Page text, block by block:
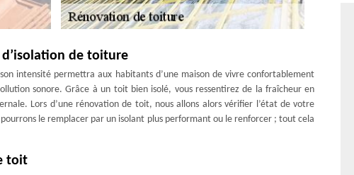
de toiture
intensité permettra aux habitants d’une maison de vivre confortablement
sonore. Grâce à un toit bien isolé, vous ressentirez de la fraîcheur en
Lors d’une rénovation de toit, nous allons alors vérifier l’état de votre
le remplacer par un isolant plus performant ou le renforcer ; tout cela
toit